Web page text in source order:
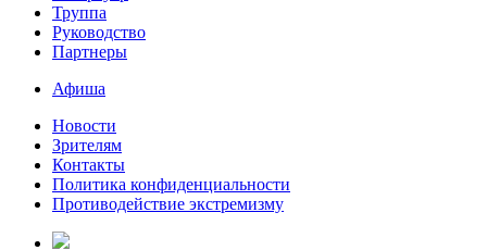
Труппа
Руководство
Партнеры
Афиша
Новости
Зрителям
Контакты
Политика конфиденциальности
Противодействие экстремизму